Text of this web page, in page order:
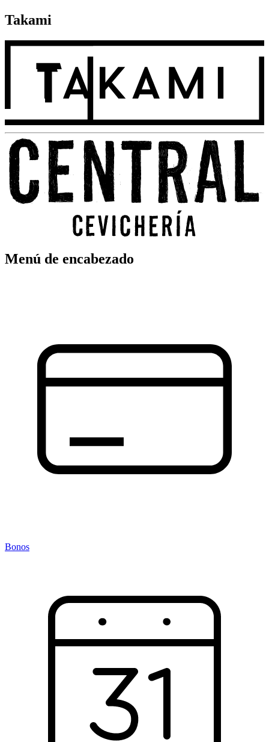
Takami
Menú de encabezado
Bonos